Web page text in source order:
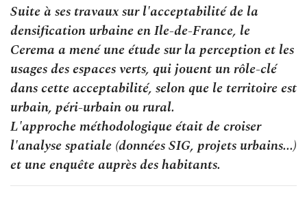
Suite à ses travaux sur l'acceptabilité de la
densification urbaine en Ile-de-France, le
Cerema a mené une étude sur la perception et les
usages des espaces verts, qui jouent un rôle-clé
dans cette acceptabilité, selon que le territoire est
urbain, péri-urbain ou rural.
L'approche méthodologique était de croiser
l'analyse spatiale (données SIG, projets urbains...)
et une enquête auprès des habitants.